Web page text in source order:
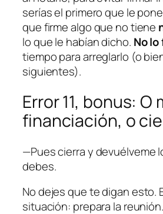
serías el primero que le
que firme algo que no tiene
lo que le habían dicho. No
tiempo para arreglarlo (o
siguientes).
Error 11, bonus:O
financiación, o
—Pues cierra y devuélveme
debes.
No dejes que te digan esto.
situación: prepara la